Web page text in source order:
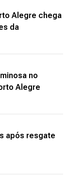
Alegre chega
da
no
Alegre
após resgate